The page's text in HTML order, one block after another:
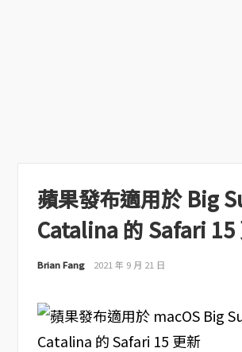
蘋果發布適用於 Big
Catalina 的 Safari 15
Brian Fang 2021 年 9 月 21 日